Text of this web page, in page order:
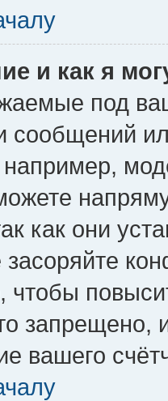
и как я
под
сообщений
например,
как они
засоряйте
чтобы
запрещено,
вашего